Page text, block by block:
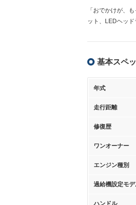
「おでかけが、
ット、LEDヘッド
基本スペ
年式
走行距離
修復歴
ワンオーナー
エンジン種別
過給機設定モ
ハンドル